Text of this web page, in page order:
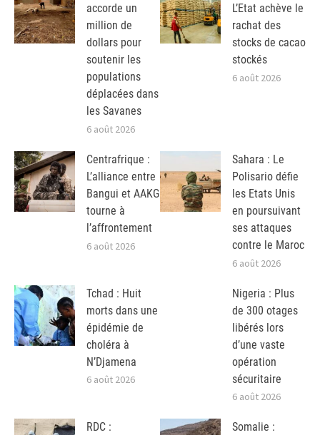
accorde un
million de
dollars pour
soutenir les
populations
déplacées dans
les Savanes
6 août 2026
L’Etat achève le
rachat des
stocks de cacao
stockés
6 août 2026
Centrafrique :
L’alliance entre
Bangui et AAKG
tourne à
l’affrontement
6 août 2026
Sahara : Le
Polisario défie
les Etats Unis
en poursuivant
ses attaques
contre le Maroc
6 août 2026
Tchad : Huit
morts dans une
épidémie de
choléra à
N’Djamena
6 août 2026
Nigeria : Plus
de 300 otages
libérés lors
d’une vaste
opération
sécuritaire
6 août 2026
RDC :
Somalie :